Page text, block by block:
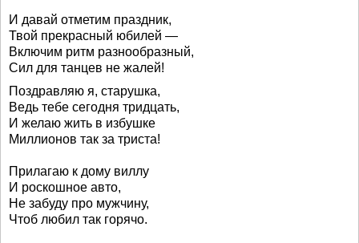
И давай отметим праздник,
Твой прекрасный юбилей —
Включим ритм разнообразный,
Сил для танцев не жалей!
Поздравляю я, старушка,
Ведь тебе сегодня тридцать,
И желаю жить в избушке
Миллионов так за триста!
Прилагаю к дому виллу
И роскошное авто,
Не забуду про мужчину,
Чтоб любил так горячо.